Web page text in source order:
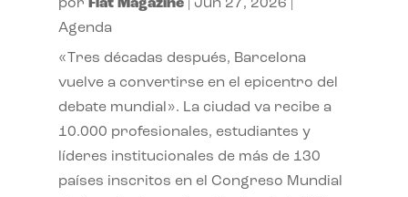
por Flat Magazine| Jun 27, 2026
Agenda
«Tres décadas después, Barcelona
vuelve a convertirse en el epicentro del
debate mundial». La ciudad va recibe a
10.000 profesionales, estudiantes y
líderes institucionales de más de 130
países inscritos en el Congreso Mundial